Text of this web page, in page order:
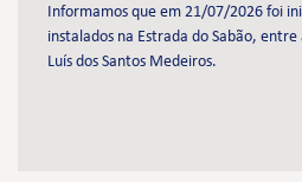
Informamos que em 21/07/2026 foi
instalados na Estrada do Sabão, entre
Luís dos Santos Medeiros.